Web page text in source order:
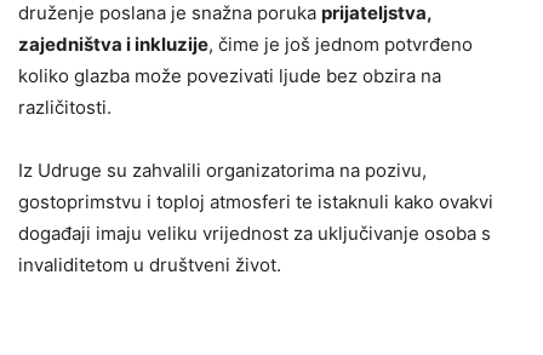
druženje poslana je snažna poruka prijateljstva,
zajedništva i inkluzije, čime je još jednom potvrđeno
koliko glazba može povezivati ljude bez obzira na
različitosti.
Iz Udruge su zahvalili organizatorima na pozivu,
gostoprimstvu i toploj atmosferi te istaknuli kako ovakvi
događaji imaju veliku vrijednost za uključivanje osoba s
invaliditetom u društveni život.